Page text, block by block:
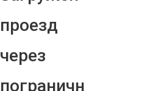
проезд
через
пограничн